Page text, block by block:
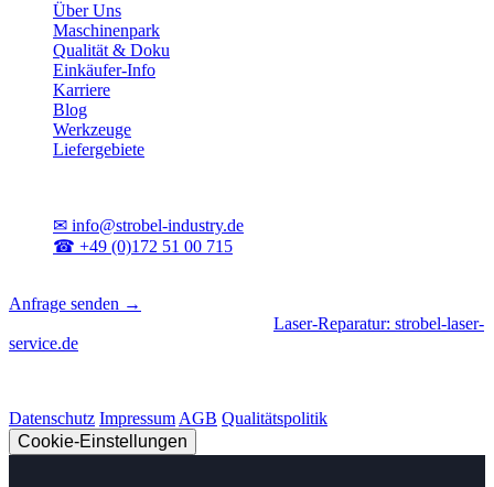
Über Uns
Maschinenpark
Qualität & Doku
Einkäufer-Info
Karriere
Blog
Werkzeuge
Liefergebiete
✉ info@strobel-industry.de
☎ +49 (0)172 51 00 715
Anfrage senden →
Laser-Reparatur: strobel-laser-
service.de
Datenschutz ImpressumAGB Qualitätspolitik
Cookie-Einstellungen